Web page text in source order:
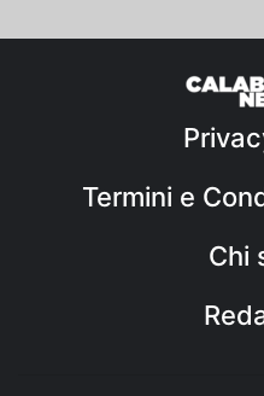
Termini e
Chi